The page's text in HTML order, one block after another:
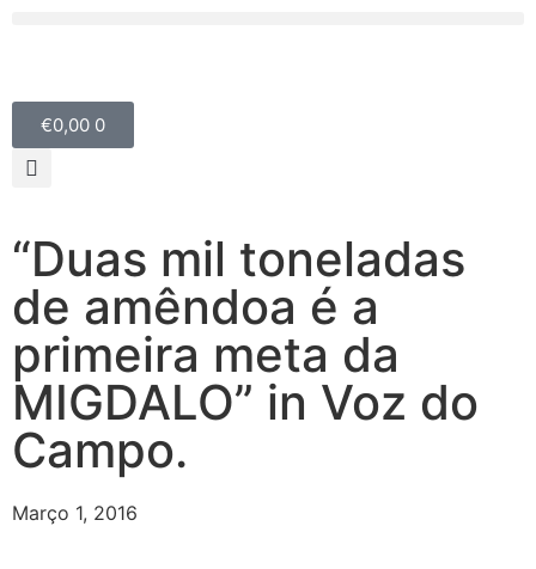
€0,00 0
“Duas mil toneladas
de amêndoa é a
primeira meta da
MIGDALO” in Voz do
Campo.
Março 1, 2016